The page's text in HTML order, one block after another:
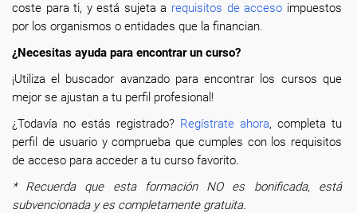
coste para ti, y está sujeta a requisitos de acceso impuestos
por los organismos o entidades que la financian.
¿Necesitas ayuda para encontrar un curso?
¡Utiliza el buscador avanzado para encontrar los cursos que
mejor se ajustan a tu perfil profesional!
¿Todavía no estás registrado? Regístrate ahora, completa tu
perfil de usuario y comprueba que cumples con los requisitos
de acceso para acceder a tu curso favorito.
* Recuerda que esta formación NO es bonificada, está
subvencionada y es completamente gratuita.